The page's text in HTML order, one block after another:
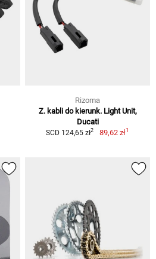
Rizoma
Z. kabli do kierunk. Light Unit,
Ducati
SCD 124,65 zł2 89,62 zł1